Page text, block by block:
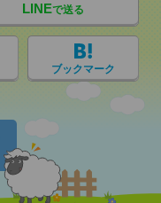
LINEで送る
ブックマーク